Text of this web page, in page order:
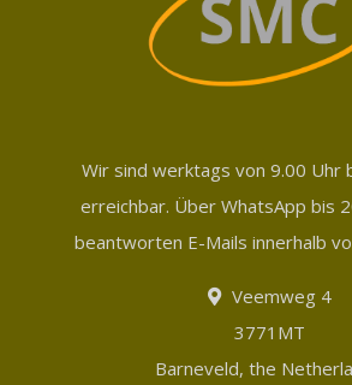
Wir sind werktags von 9.00 Uhr
erreichbar. Über WhatsApp bis
beantworten E-Mails innerhalb
Veemweg 4
3771MT
Barneveld, the